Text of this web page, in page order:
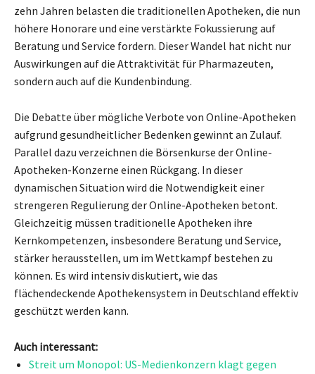
zehn Jahren belasten die traditionellen Apotheken, die nun
höhere Honorare und eine verstärkte Fokussierung auf
Beratung und Service fordern. Dieser Wandel hat nicht nur
Auswirkungen auf die Attraktivität für Pharmazeuten,
sondern auch auf die Kundenbindung.
Die Debatte über mögliche Verbote von Online-Apotheken
aufgrund gesundheitlicher Bedenken gewinnt an Zulauf.
Parallel dazu verzeichnen die Börsenkurse der Online-
Apotheken-Konzerne einen Rückgang. In dieser
dynamischen Situation wird die Notwendigkeit einer
strengeren Regulierung der Online-Apotheken betont.
Gleichzeitig müssen traditionelle Apotheken ihre
Kernkompetenzen, insbesondere Beratung und Service,
stärker herausstellen, um im Wettkampf bestehen zu
können. Es wird intensiv diskutiert, wie das
flächendeckende Apothekensystem in Deutschland effektiv
geschützt werden kann.
Auch interessant:
Streit um Monopol: US-Medienkonzern klagt gegen